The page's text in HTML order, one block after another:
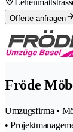
Offerte anfragen
Fröde
Umzugsfirma •
•